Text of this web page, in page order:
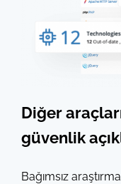
Diğer
güvenlik
Bağımsız